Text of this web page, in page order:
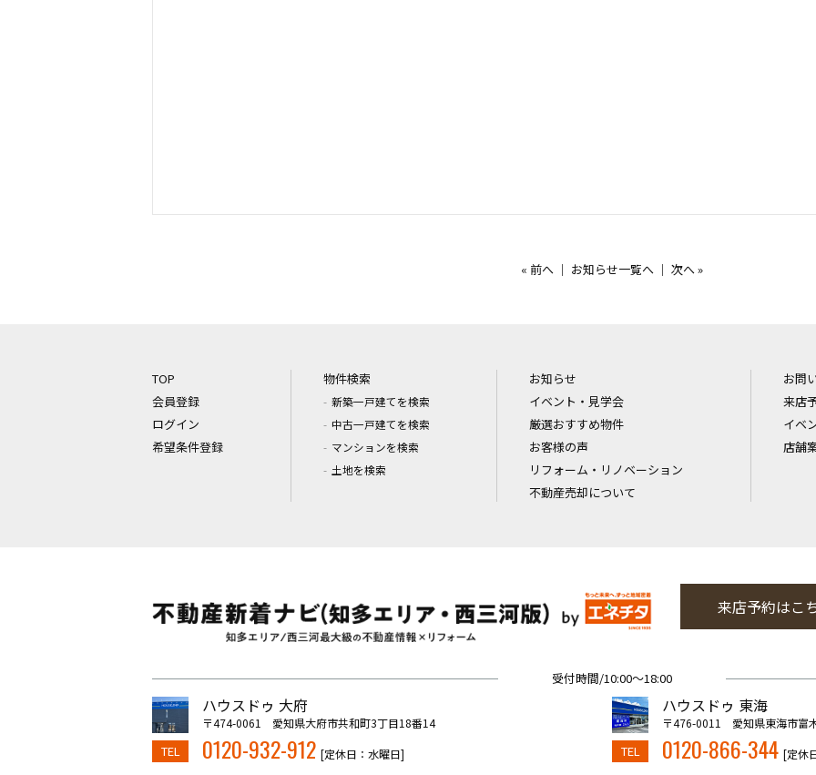
« 前へ ｜ お知らせ一覧へ ｜ 次へ»
TOP
会員登録
ログイン
希望条件登録
物件検索
新築一戸建てを検索
中古一戸建てを検索
マンションを検索
土地を検索
お知らせ
イベント・見学会
厳選おすすめ物件
お客様の声
リフォーム・リノベーション
不動産売却について
お問
来店
イベ
店舗
来店予約はこ
受付時間/10:00～18:00
ハウスドゥ 大府
〒474-0061 愛知県大府市共和町3丁目18番14
TEL 0120-932-912 [定休日：水曜日]
ハウスドゥ 東海
〒476-0011 愛知県東海市富
TEL 0120-866-344 [定休